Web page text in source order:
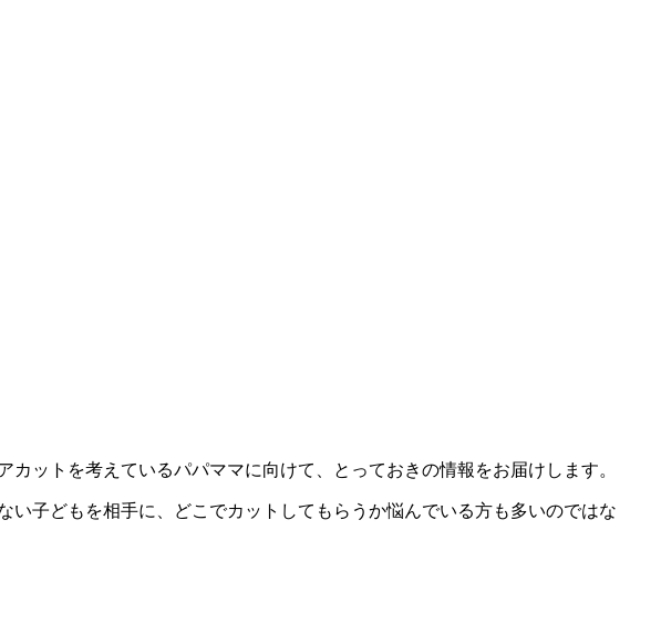
ットを考えているパパママに向けて、とっておきの情報をお届けします。
子どもを相手に、どこでカットしてもらうか悩んでいる方も多いのではな